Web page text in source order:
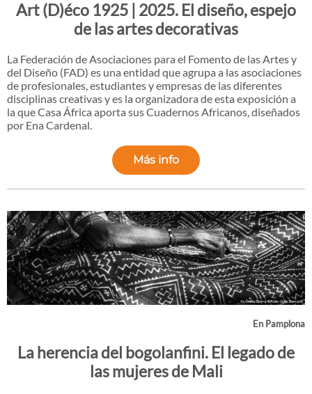
Art (D)éco 1925 | 2025. El diseño, espejo
de las artes decorativas
La Federación de Asociaciones para el Fomento de las Artes y
del Diseño (FAD) es una entidad que agrupa a las asociaciones
de profesionales, estudiantes y empresas de las diferentes
disciplinas creativas y es la organizadora de esta exposición a
la que Casa África aporta sus Cuadernos Africanos, diseñados
por Ena Cardenal.
Más info
En Pamplona
La herencia del bogolanfini. El legado de
las mujeres de Mali